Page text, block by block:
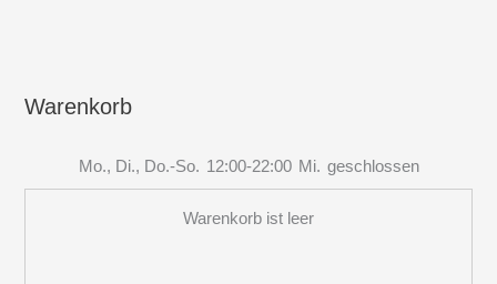
Warenkorb
Mo., Di., Do.-So. 12:00-22:00 Mi. geschlossen
Warenkorb ist leer